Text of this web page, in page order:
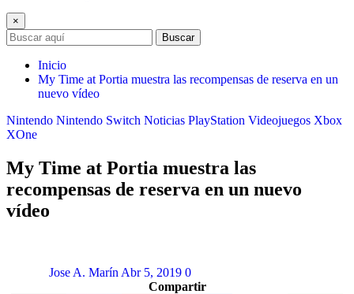
×
Buscar
Inicio
My Time at Portia muestra las recompensas de reserva en un
nuevo vídeo
Nintendo Nintendo Switch Noticias PlayStation Videojuegos Xbox
XOne
My Time at Portia muestra las
recompensas de reserva en un nuevo
vídeo
Jose A. Marín Abr 5, 2019 0
Compartir